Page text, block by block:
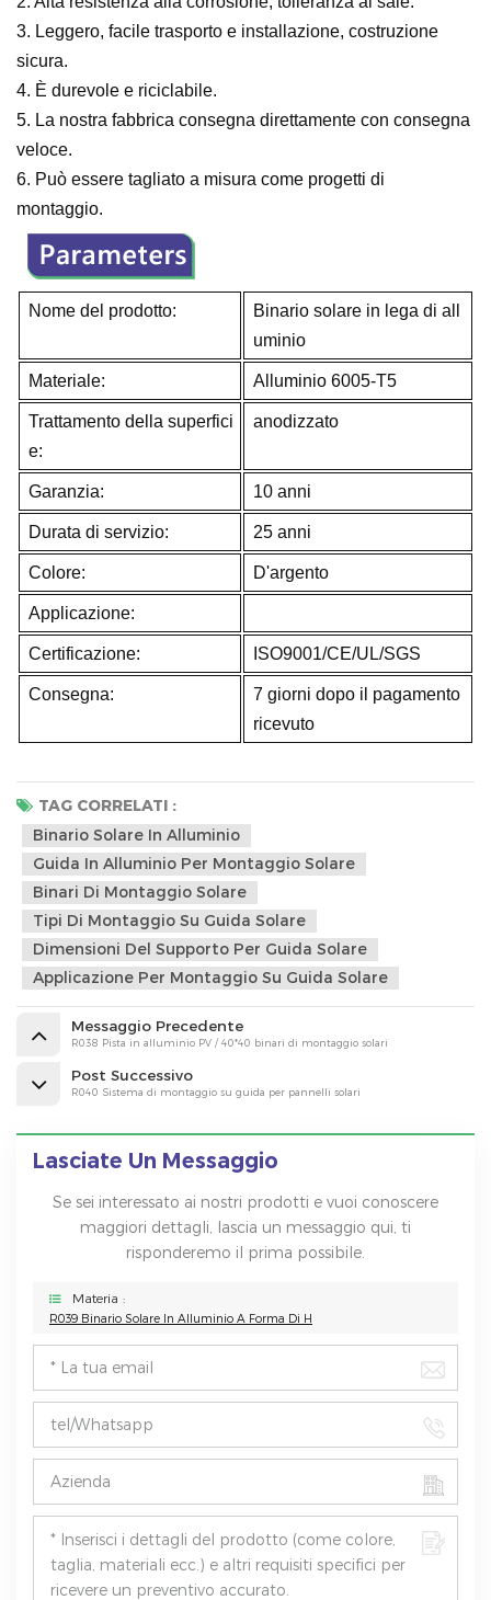
3. Leggero, facile trasporto e installazione, costruzione
sicura.
4. È durevole e riciclabile.
5. La nostra fabbrica consegna direttamente con consegna
veloce.
6. Può essere tagliato a misura come progetti di
montaggio.
Nome del prodotto:
Binario solare in lega di all
uminio
Materiale: Alluminio 6005-T5
Trattamento della superfici
e:
anodizzato
Garanzia: 10 anni
Durata di servizio: 25 anni
Colore: D'argento
Applicazione:
Certificazione: ISO9001/CE/UL/SGS
Consegna:
7 giorni dopo il pagamento
ricevuto
TAG CORRELATI :
Binario Solare In Alluminio
Guida In Alluminio Per Montaggio Solare
Binari Di Montaggio Solare
Tipi Di Montaggio Su Guida Solare
Dimensioni Del Supporto Per Guida Solare
Applicazione Per Montaggio Su Guida Solare
Messaggio Precedente
R038 Pista in alluminio PV / 40*40 binari di montaggio solari
Post Successivo
R040 Sistema di montaggio su guida per pannelli solari
Lasciate Un Messaggio
Se sei interessato ai nostri prodotti e vuoi conoscere
maggiori dettagli, lascia un messaggio qui, ti
risponderemo il prima possibile.
Materia :
R039 Binario Solare In Alluminio A Forma Di H